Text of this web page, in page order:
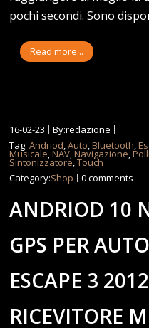
pochi secondi. Sono
Read more...
16-02-23
By:redazione
Tag:Andriod,Auto,Bluetooth,
Musicale,NAV,Navigazione,
Sintonizzatore,Touch
Category:Shop 0 comments
ANDRIOD 10
GPS PER
ESCAPE 3
RICEVITORE